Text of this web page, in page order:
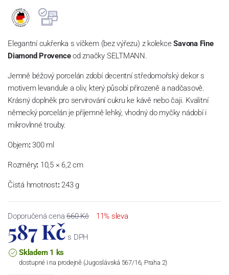
Elegantní cukřenka s víčkem (bez výřezu) z kolekceSavona Fine
Diamond Provenceod značky SELTMANN.
Jemně béžový porcelán zdobí decentní středomořský dekor s
motivem levandule a oliv, který působí přirozeně a nadčasově.
Krásný doplněk pro servírování cukru ke kávě nebo čaji. Kvalitní
německý porcelán je příjemně lehký, vhodný do myčky nádobí i
mikrovlnné trouby.
Objem:300 ml
Rozměry: 10,5 × 6,2 cm
Čistá hmotnost:243 g
Doporučená cena660 Kč 11% sleva
587 Kč s DPH
Skladem 1 ks
dostupné i na prodejně (Jugoslávská 567/16, Praha 2)